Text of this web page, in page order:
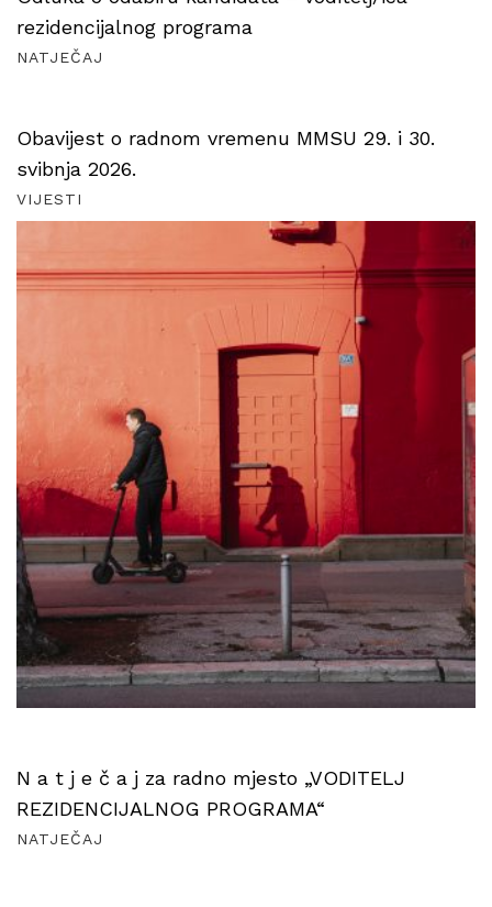
rezidencijalnog programa
NATJEČAJ
Obavijest o radnom vremenu MMSU 29. i 30.
svibnja 2026.
VIJESTI
N a t j e č a j za radno mjesto „VODITELJ
REZIDENCIJALNOG PROGRAMA“
NATJEČAJ